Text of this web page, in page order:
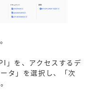
」を、アクセスするデ
タ」を選択し、「次